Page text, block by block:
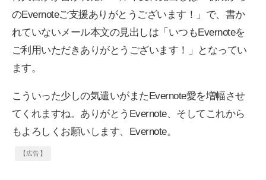
のEvernoteご支援ありがとうございます！」で、書か
れていないメール本文の見出しは「いつもEvernoteを
ご利用いただきありがとうございます！」となってい
ます。
こういった少しの気遣いがまたEvernote愛を増幅させ
てくれますね。ありがとうEvernote、そしてこれから
もよろしくお願いします、Evernote。
【広告】